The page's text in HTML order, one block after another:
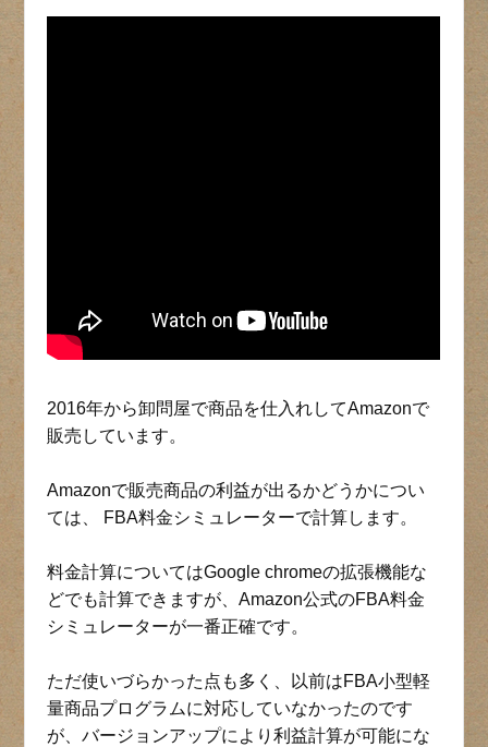
2016年から卸問屋で商品を仕入れしてAmazonで
販売しています。
Amazonで販売商品の利益が出るかどうかについ
ては、 FBA料金シミュレーターで計算します。
料金計算についてはGoogle chromeの拡張機能な
どでも計算できますが、Amazon公式のFBA料金
シミュレーターが一番正確です。
ただ使いづらかった点も多く、以前はFBA小型軽
量商品プログラムに対応していなかったのです
が、バージョンアップにより利益計算が可能にな